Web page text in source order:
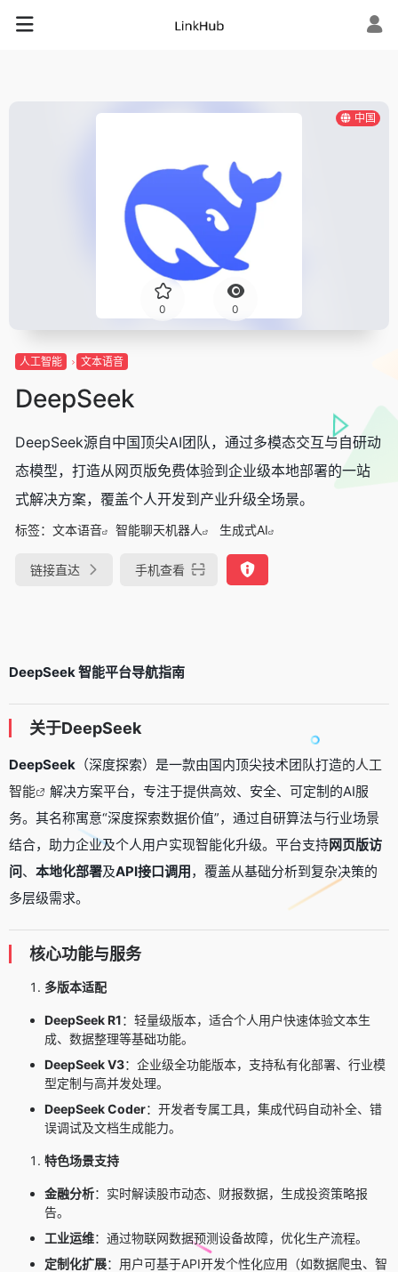
中国
0 0
人工智能 文本语音
DeepSeek
DeepSeek源自中国顶尖AI团队，通过多模态交互与自研动
态模型，打造从网页版免费体验到企业级本地部署的一站
式解决方案，覆盖个人开发到产业升级全场景。
标签： 文本语音 智能聊天机器人 生成式AI
链接直达 手机查看
DeepSeek 智能平台导航指南
关于DeepSeek
DeepSeek （深度探索）是一款由国内顶尖技术团队打造的人工
智能
解决方案平台，专注于提供高效、安全、可定制的AI服
务。其名称寓意“深度探索数据价值”，通过自研算法与行业场景
结合，助力企业及个人用户实现智能化升级。平台支持网页版访
问、 本地化部署及API接口调用，覆盖从基础分析到复杂决策的
多层级需求。
核心功能与服务
多版本适配
DeepSeek R1：轻量级版本，适合个人用户快速体验文本生
成、数据整理等基础功能。
DeepSeek V3：企业级全功能版本，支持私有化部署、行业模
型定制与高并发处理。
DeepSeek Coder：开发者专属工具，集成代码自动补全、错
误调试及文档生成能力。
特色场景支持
金融分析：实时解读股市动态、财报数据，生成投资策略报
告。
工业运维：通过物联网数据预测设备故障，优化生产流程。
定制化扩展：用户可基于API开发个性化应用（如数据爬虫、智